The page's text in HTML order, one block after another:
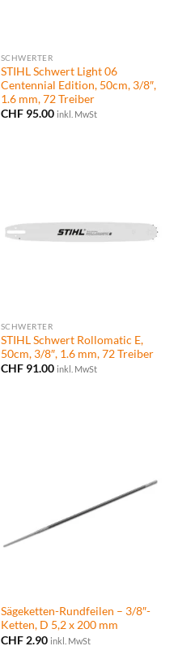
SCHWERTER
STIHL Schwert Light 06
Centennial Edition, 50cm, 3/8″,
1.6 mm, 72 Treiber
CHF95.00 inkl. MwSt
SCHWERTER
STIHL Schwert Rollomatic E,
50cm, 3/8″, 1.6 mm, 72 Treiber
CHF91.00 inkl. MwSt
Sägeketten-Rundfeilen – 3/8″-
Ketten, D 5,2 x 200 mm
CHF2.90 inkl. MwSt